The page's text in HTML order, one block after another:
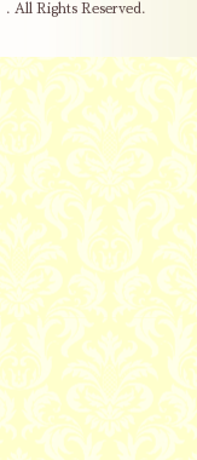
. All Rights Reserved.